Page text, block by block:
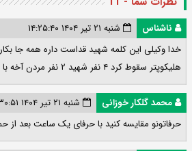
ناشناس
شنبه ۲۱ تیر ۱۴۰۴ ۱۴:۲۵:۴۰
خدا وکیلی این کلمه شهید قداست داره همه جا
هلیکوپتر سقوط کرد ۴ نفر شهید ۲ نفر مردن آخه با مقدسات بازی نکنید
محمد گلکار خوزانی
شنبه ۲۱ تیر ۱۴۰۴ ۱۴:۳۰:۵۱
حرفاتونو مقایسه کنید با حرفای یک ساعت بعد از